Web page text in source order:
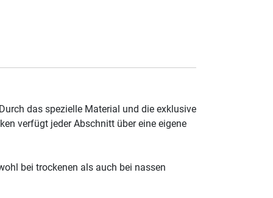
das spezielle Material und die exklusive
verfügt jeder Abschnitt über eine eigene
bei trockenen als auch bei nassen